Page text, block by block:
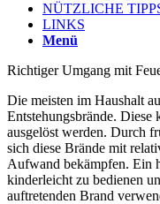
NÜTZLICHE
LINKS
Menü
Richtiger Umgang mit
Die meisten im Haushalt
Entstehungsbrände. Diese
ausgelöst werden. Durch
sich diese Brände mit
Aufwand bekämpfen. Ein
kinderleicht zu bedienen
auftretenden Brand